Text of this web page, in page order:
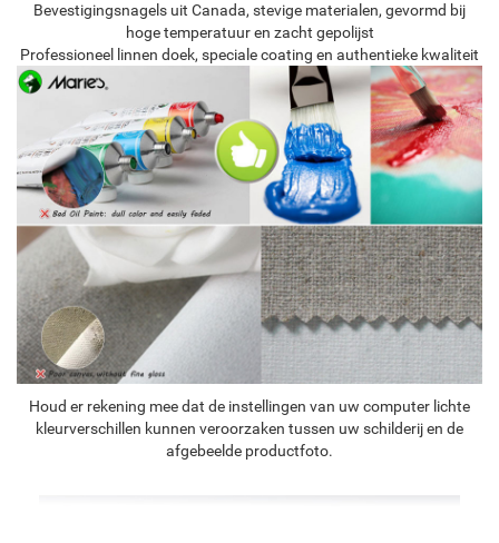
Bevestigingsnagels uit Canada, stevige materialen, gevormd bij
hoge temperatuur en zacht gepolijst
Professioneel linnen doek, speciale coating en authentieke kwaliteit
Houd er rekening mee dat de instellingen van uw computer lichte
kleurverschillen kunnen veroorzaken tussen uw schilderij en de
afgebeelde productfoto.